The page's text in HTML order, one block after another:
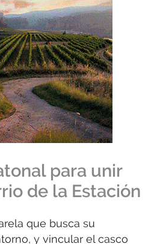
para unir
de la Estación
que busca su
y vincular el casco